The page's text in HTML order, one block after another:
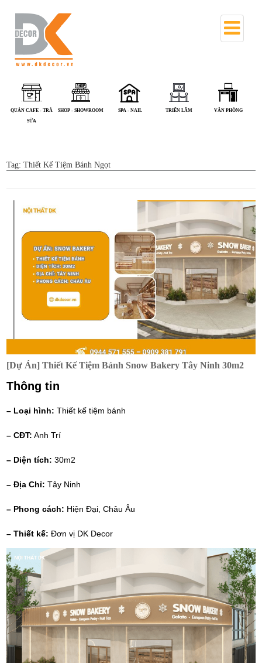
QUÁN CAFE - TRÀ
SỮA
SHOP - SHOWROOM SPA - NAIL TRIỂN LÃM VĂN PHÒNG
Tag:Thiết Kế Tiệm Bánh Ngọt
[Dự Án] Thiết Kế Tiệm Bánh Snow Bakery Tây Ninh 30m2
Thông tin
– Loại hình:Thiết kế tiệm bánh
– CĐT: Anh Trí
– Diện tích: 30m2
– Địa Chỉ: Tây Ninh
– Phong cách: Hiện Đại, Châu Âu
– Thiết kế: Đơn vị DK Decor